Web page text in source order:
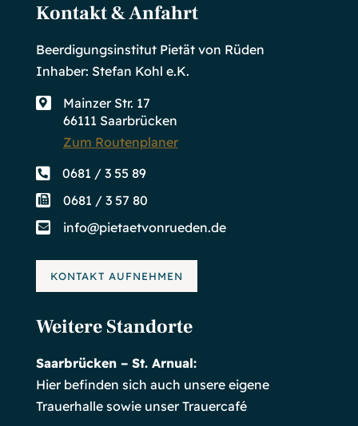
Kontakt & Anfahrt
Beerdigungsinstitut Pietät von Rüden
Inhaber: Stefan Kohl e.K.

Mainzer Str. 17
66111 Saarbrücken
Zum Routenplaner
 0681 / 3 55 89
 0681 / 3 57 80
 info@pietaetvonrueden.de
KONTAKT AUFNEHMEN
Weitere Standorte
Saarbrücken – St. Arnual:
Hier befinden sich auch unsere eigene
Trauerhalle sowie unser Trauercafé